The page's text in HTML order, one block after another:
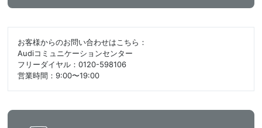
お客様からのお問い合わせはこちら：
Audiコミュニケーションセンター
フリーダイヤル：0120-598106
営業時間：9:00〜19:00